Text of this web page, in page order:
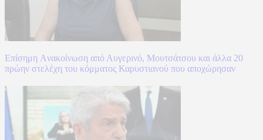
Επίσημη Aνακοίνωση από Αυγερινό, Μουτσάτσου και άλλα 20
πρώην στελέχη του κόμματος Καρυστιανού που αποχώρησαν